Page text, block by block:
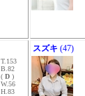
T.153
B.82
( D )
W.56
H.83
スズキ (47)